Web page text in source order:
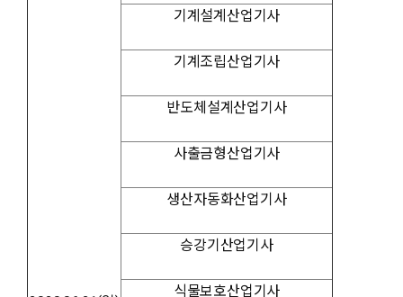
기계설계산업기사
기계조립산업기사
반도체설계산업기사
사출금형산업기사
생산자동화산업기사
승강기산업기사
식물보호산업기사